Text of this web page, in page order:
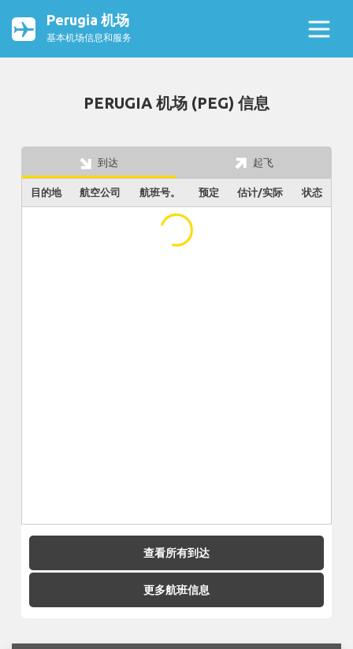
Perugia 机场
基本机场信息和服务
PERUGIA 机场 (PEG) 信息
到达 起飞
目的地 航空公司 航班号。 预定 估计/实际 状态
...
查看所有到达
更多航班信息